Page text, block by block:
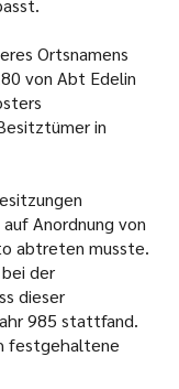
Ortsnamens
von Abt Edelin
in
Anordnung von
abtreten musste.
der
dieser
985 stattfand.
festgehaltene